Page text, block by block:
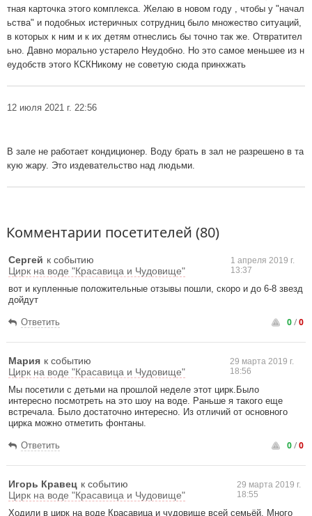
тная карточка этого комплекса. Желаю в новом году , чтобы у "начал
ьства" и подобных истеричных сотрудниц было множество ситуаций,
в которых к ним и к их детям отнеслись бы точно так же. Отвратител
ьно. Давно морально устарело Неудобно. Но это самое меньшее из н
еудобств этого КСКНикому не советую сюда принхжать
12 июля 2021 г. 22:56
В зале не работает кондиционер. Воду брать в зал не разрешено в та
кую жару. Это издевательство над людьми.
Комментарии посетителей (80)
Сергей к событию
Цирк на воде "Красавица и Чудовище"
1 апреля 2019 г.
13:37
вот и купленные положительные отзывы пошли, скоро и до 6-8 звезд
дойдут
Ответить 0/0
Мария к событию
Цирк на воде "Красавица и Чудовище"
29 марта 2019 г.
18:56
Мы посетили с детьми на прошлой неделе этот цирк.Было
интересно посмотреть на это шоу на воде. Раньше я такого еще
встречала. Было достаточно интересно. Из отличий от основного
цирка можно отметить фонтаны.
Ответить 0/0
Игорь Кравец к событию
Цирк на воде "Красавица и Чудовище"
29 марта 2019 г.
18:55
Ходили в цирк на воде Красавица и чудовище всей семьёй. Много